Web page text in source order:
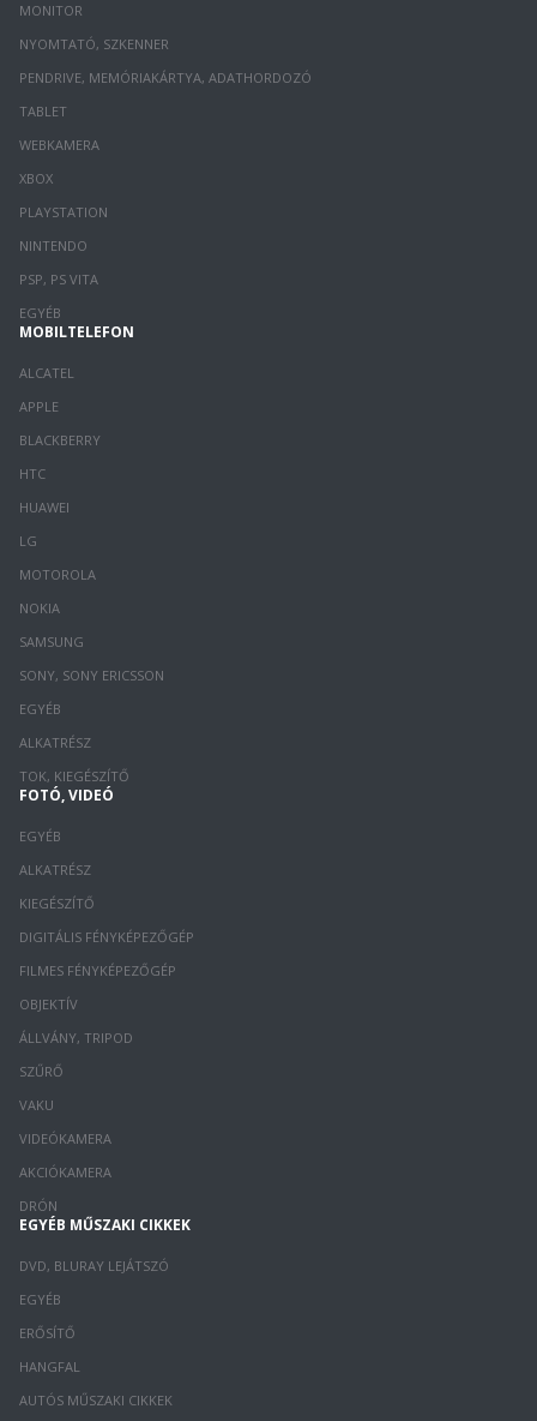
MONITOR
NYOMTATÓ, SZKENNER
PENDRIVE, MEMÓRIAKÁRTYA, ADATHORDOZÓ
TABLET
WEBKAMERA
XBOX
PLAYSTATION
NINTENDO
PSP, PS VITA
EGYÉB
MOBILTELEFON
ALCATEL
APPLE
BLACKBERRY
HTC
HUAWEI
LG
MOTOROLA
NOKIA
SAMSUNG
SONY, SONY ERICSSON
EGYÉB
ALKATRÉSZ
TOK, KIEGÉSZÍTŐ
FOTÓ, VIDEÓ
EGYÉB
ALKATRÉSZ
KIEGÉSZÍTŐ
DIGITÁLIS FÉNYKÉPEZŐGÉP
FILMES FÉNYKÉPEZŐGÉP
OBJEKTÍV
ÁLLVÁNY, TRIPOD
SZŰRŐ
VAKU
VIDEÓKAMERA
AKCIÓKAMERA
DRÓN
EGYÉB MŰSZAKI CIKKEK
DVD, BLURAY LEJÁTSZÓ
EGYÉB
ERŐSÍTŐ
HANGFAL
AUTÓS MŰSZAKI CIKKEK